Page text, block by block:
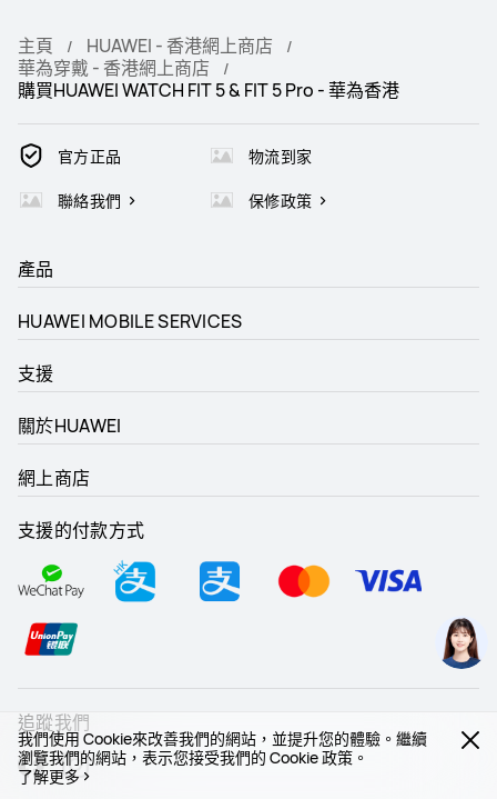
我們使用 Cookie來改善我們的網站，並提升您的體驗。繼續
瀏覽我們的網站，表示您接受我們的 Cookie 政策。
了解更多
主頁
HUAWEI - 香港網上商店
華為穿戴 - 香港網上商店
購買HUAWEI WATCH FIT 5 & FIT 5 Pro - 華為香港
官方正品 物流到家
聯絡我們 保修政策
產品
HUAWEI MOBILE SERVICES
支援
關於HUAWEI
網上商店
支援的付款方式
追蹤我們